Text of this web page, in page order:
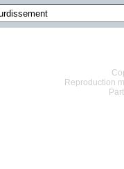
Reproduction